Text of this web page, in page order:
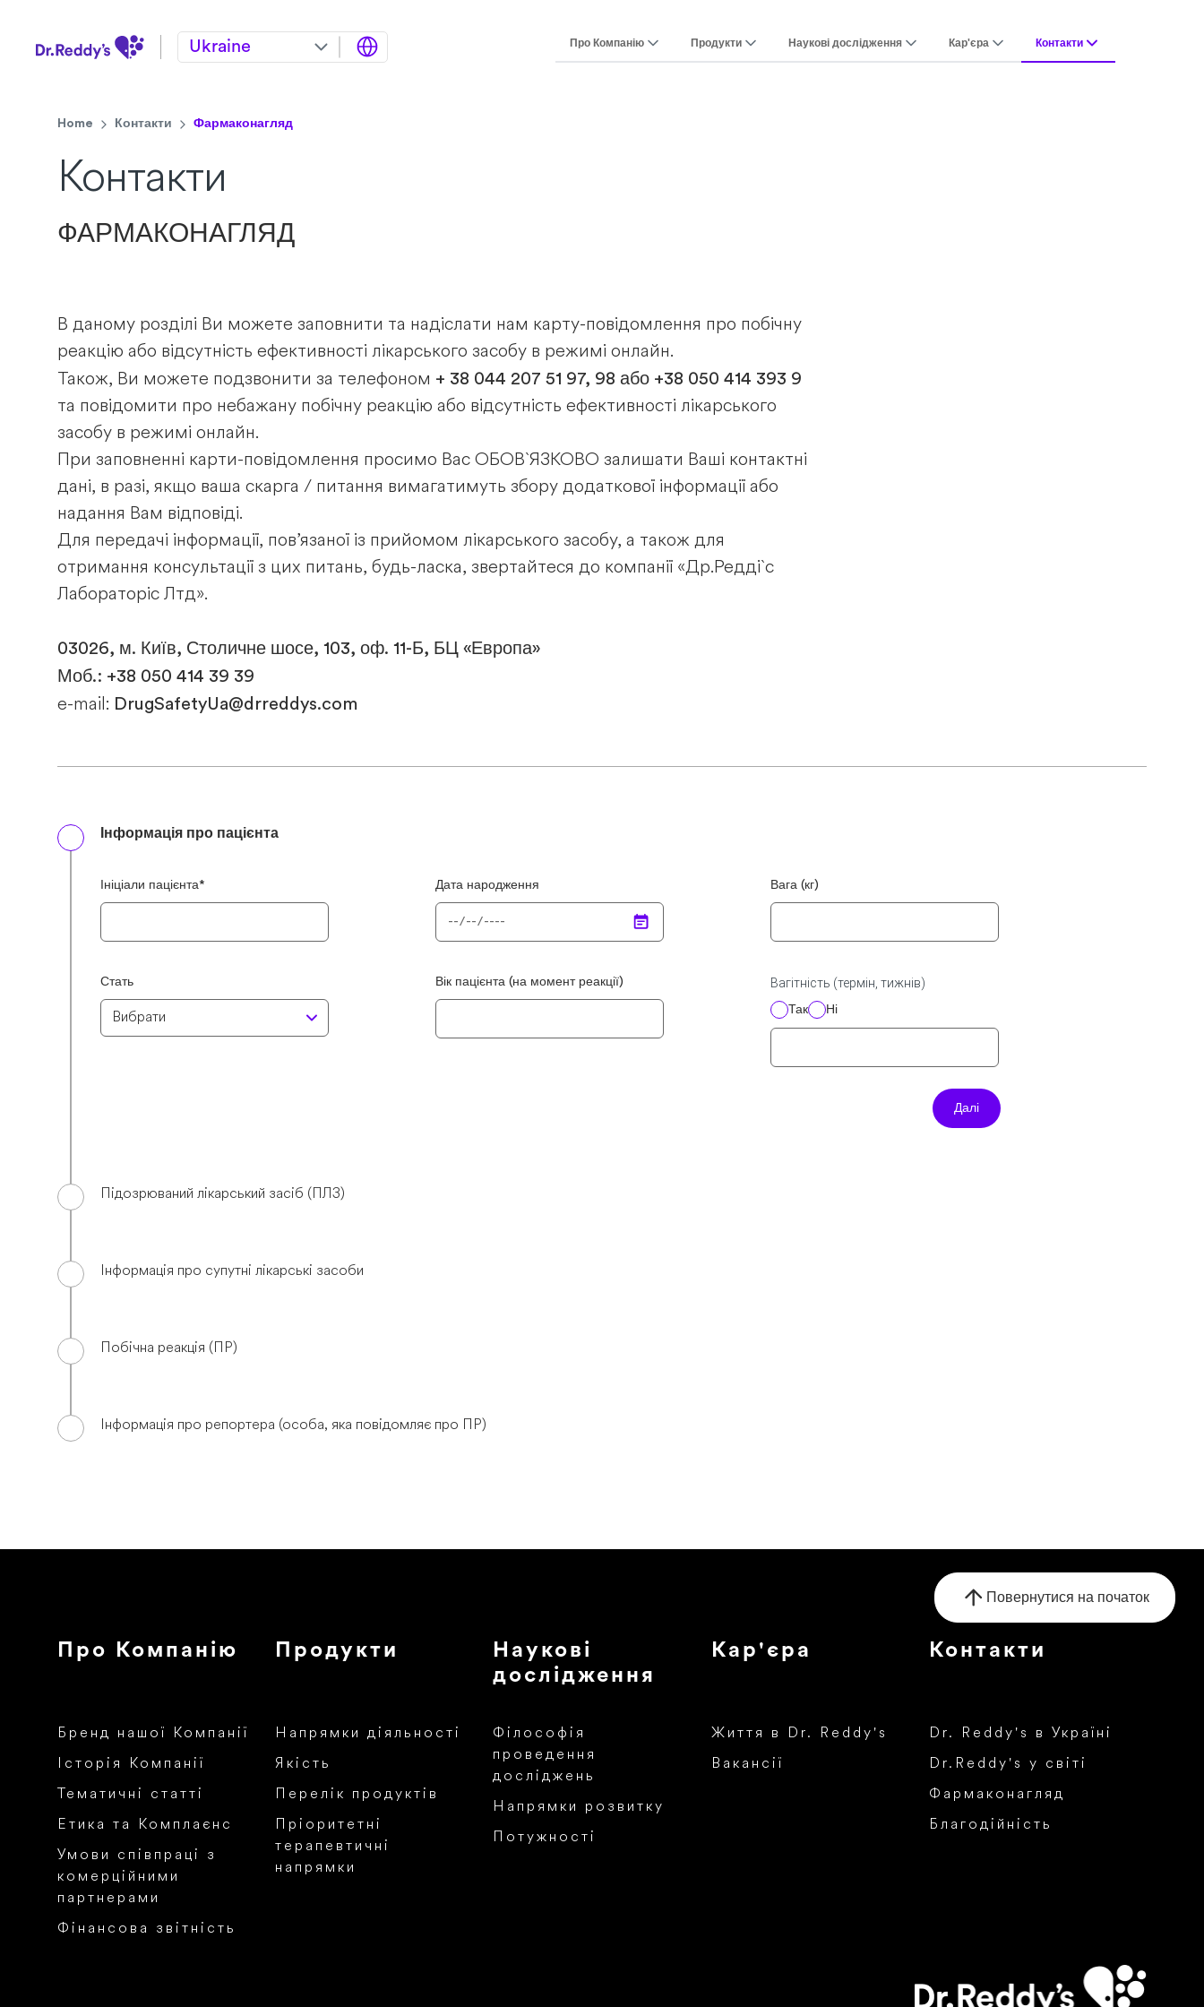
Ukraine Про Компанію Продукти Наукові дослідження Кар'єра Контакти
Home Контакти Фармаконагляд
Контакти
ФАРМАКОНАГЛЯД
В даному розділі Ви можете заповнити та надіслати нам карту-повідомлення про побічну
реакцію aбо відсутність ефективності лікарського засобу в режимі онлайн.
Також, Ви можете подзвонити за телефоном + 38 044 207 51 97, 98 або +38 050 414 393 9
та повідомити про небажану побічну реакцію або відсутність ефективності лікарського
засобу в режимі онлайн.
При заповненні карти-повідомлення просимо Вас ОБОВ`ЯЗКОВО залишати Ваші контактні
дані, в разі, якщо ваша скарга / питання вимагатимуть збору додаткової інформації або
надання Вам відповіді.
Для передачі інформації, пов’язаної із прийомом лікарського засобу, а також для
отримання консультації з цих питань, будь-ласка, звертайтеся до компанії «Др.Редді`с
Лабораторіс Лтд».
03026, м. Київ, Столичне шосе, 103, оф. 11-Б, БЦ «Европа»
Моб.: +38 050 414 39 39
e-mail: DrugSafetyUa@drreddys.com
Інформація про пацієнта
first-
step-
webform-
Ініціали пацієнта* Дата народження Вага (кг)
Стать Вік пацієнта (на момент реакції) Pregnancy
Вагітність (термін, тижнів)
Так Ні
Підозрюваний лікарський засіб (ПЛЗ)
Інформація про супутні лікарські засоби
Побічна реакція (ПР)
Інформація про репортера (особа, яка повідомляє про ПР)
Про Компанію
Бренд нашої Компанії
Історія Компанії
Тематичні статті
Етика та Комплаєнс
Умови співпраці з
комерційними
партнерами
Фінансова звітність
Продукти
Напрямки діяльності
Якість
Перелік продуктів
Пріоритетні
терапевтичні
напрямки
Наукові
дослідження
Філософія
проведення
досліджень
Напрямки розвитку
Потужності
Кар'єра
Життя в Dr. Reddy's
Вакансії
Контакти
Dr. Reddy's в Україні
Dr.Reddy's у світі
Фармаконагляд
Благодійність
Повернутися на початок